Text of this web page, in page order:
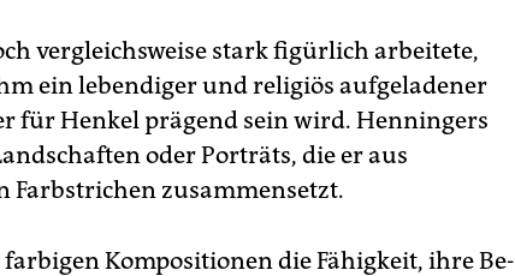
vergleichsweise stark figürlich arbeitete,
ein lebendiger und religiös aufgeladener
für Henkel prägend sein wird. Henningers
oder Porträts, die er aus
Farbstrichen zusammensetzt.
farbigen Kompositionen die Fähigkeit, ihre Be­